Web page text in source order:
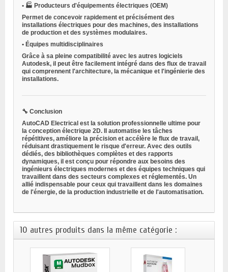
• 🏭 Producteurs d'équipements électriques (OEM)
Permet de concevoir rapidement et précisément des
installations électriques pour des machines, des installations
de production et des systèmes modulaires.
• Équipes multidisciplinaires
Grâce à sa pleine compatibilité avec les autres logiciels
Autodesk, il peut être facilement intégré dans des flux de travail
qui comprennent l'architecture, la mécanique et l'ingénierie des
installations.
🔧 Conclusion
AutoCAD Electrical est la solution professionnelle ultime pour
la conception électrique 2D. Il automatise les tâches
répétitives, améliore la précision et accélère le flux de travail,
réduisant drastiquement le risque d'erreur. Avec des outils
dédiés, des bibliothèques complètes et des rapports
dynamiques, il est conçu pour répondre aux besoins des
ingénieurs électriques modernes et des équipes techniques qui
travaillent dans des secteurs complexes et réglementés. Un
allié indispensable pour ceux qui travaillent dans les domaines
de l'énergie, de la production industrielle et de l'automatisation.
10 autres produits dans la même catégorie :